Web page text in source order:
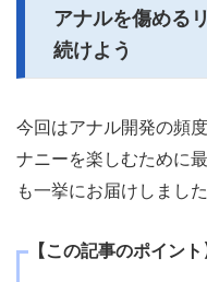
アナルを傷める
続けよう
今回はアナル開発の頻
ナニーを楽しむために
も一挙にお届けしました
【この記事のポイント